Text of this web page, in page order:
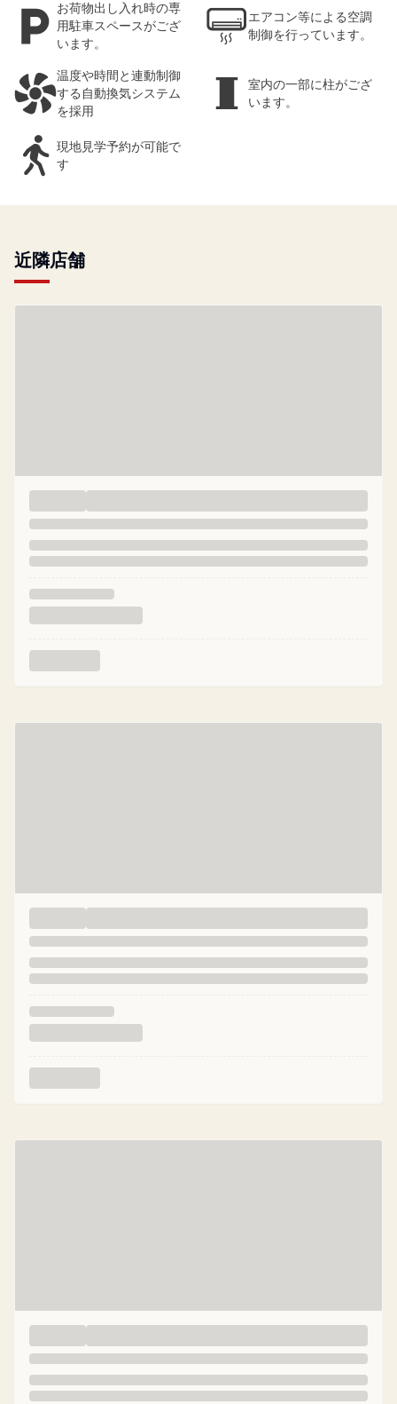
お荷物出し入れ時の専
用駐車スペースがござ
います。
エアコン等による空調
制御を行っています。
温度や時間と連動制御
する自動換気システム
を採用
室内の一部に柱がござ
います。
現地見学予約が可能で
す
近隣店舗